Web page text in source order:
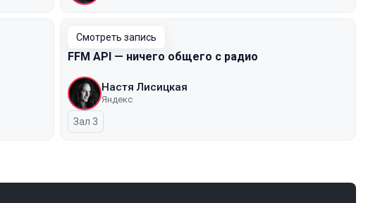
Смотреть запись
FFM API — ничего общего с радио
Настя Лисицкая
Яндекс
Зал 3